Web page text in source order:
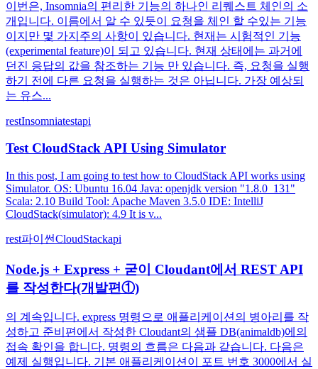
이번은, Insomnia의 편리한 기능의 하나인 리퀘스트 체인의 소
개입니다. 이름에서 알 수 있듯이 요청을 체인 할 수있는 기능
이지만 몇 가지주의 사항이 있습니다. 현재는 시험적인 기능
(experimental feature)이 되고 있습니다. 현재 상태에는 과거에
던진 응답의 값을 참조하는 기능 만 있습니다. 즉, 요청을 실행
하기 전에 다른 요청을 실행하는 것은 아닙니다. 가장 예상되
는 유스...
restInsomniatestapi
Test CloudStack API Using Simulator
In this post, I am going to test how to CloudStack API works using
Simulator. OS: Ubuntu 16.04 Java: openjdk version "1.8.0_131"
Scala: 2.10 Build Tool: Apache Maven 3.5.0 IDE: IntelliJ
CloudStack(simulator): 4.9 It is v...
rest파이썬CloudStackapi
Node.js + Express + 굳이 Cloudant에서 REST API
를 작성한다(개발편①)
의 계속입니다. express 명령으로 애플리케이션의 병아리를 작
성하고 준비편에서 작성한 Cloudant의 샘플 DB(animaldb)에의
접속 확인을 합니다. 명령의 흐름은 다음과 같습니다. 다음은
예제 실행입니다. 기본 애플리케이션이 포트 번호 3000에서 실